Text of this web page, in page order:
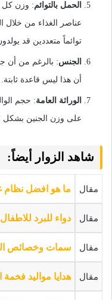
الحمل بالتوائم: وزن كل
عناصر الغذاء من خلال
توائماً متعددين قد
الجنس: بالرغم من أن
أن هذا ليس قاعدة ثابتة.
الوراثة العامة: حجم
على وزن الجنين بشكل
شاهد الزوار أيضاً:
مقال ما هو افضل نظام
مقال دواء للبرد
مقال سمات وخصائص
مقال هدايا مواليد فخمة